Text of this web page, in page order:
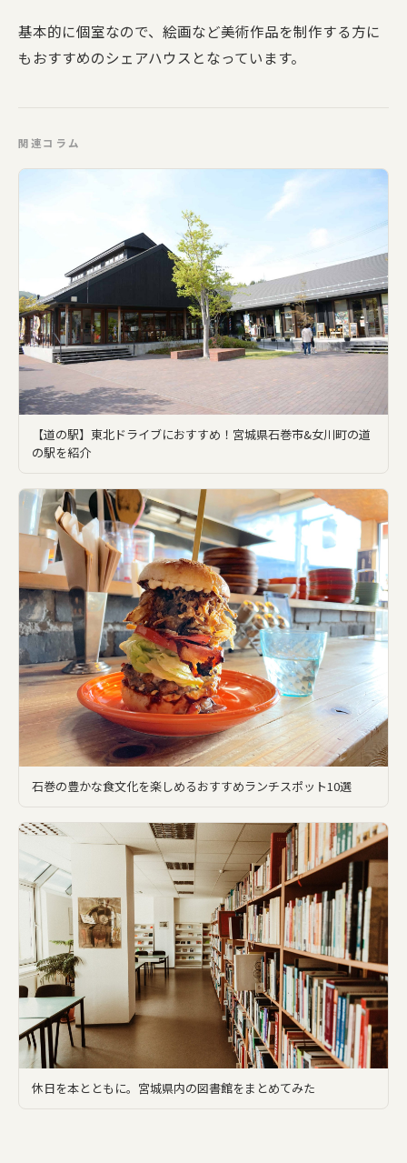
基本的に個室なので、絵画など美術作品を制作する方に
もおすすめのシェアハウスとなっています。
関連コラム
【道の駅】東北ドライブにおすすめ！宮城県石巻市&女川町の道
の駅を紹介
石巻の豊かな食文化を楽しめるおすすめランチスポット10選
休日を本とともに。宮城県内の図書館をまとめてみた